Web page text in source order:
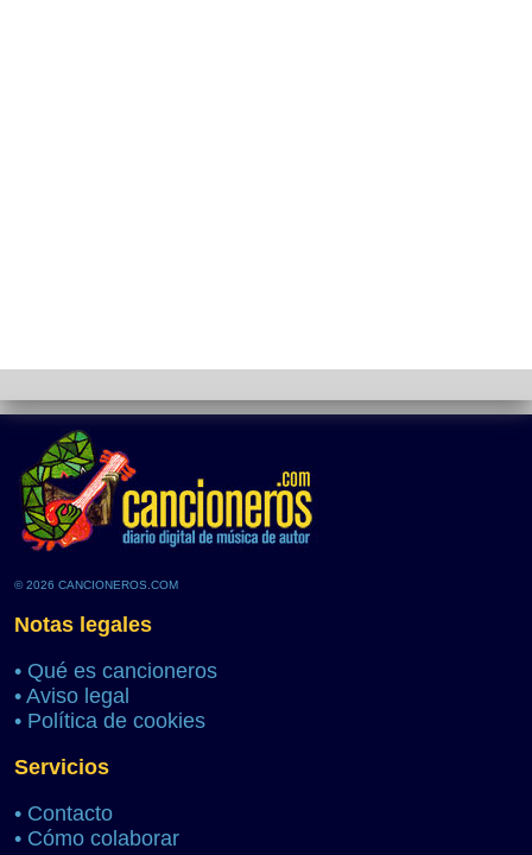
© 2026 CANCIONEROS.COM
Notas legales
• Qué es cancioneros
• Aviso legal
• Política de cookies
Servicios
• Contacto
• Cómo colaborar